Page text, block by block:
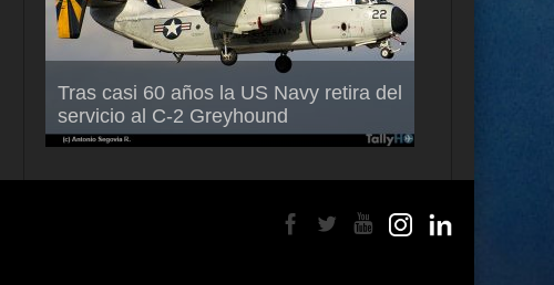
Tras casi 60 años la US Navy retira del
servicio al C-2 Greyhound
Air France-KLM anuncia a Guilhem
Mallet como nuevo Director General
para América Latina